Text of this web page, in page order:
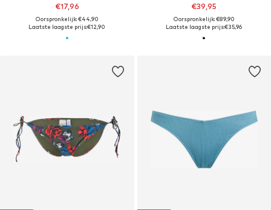
€17,96
Oorspronkelijk: €44,90
Laatste laagste prijs:€12,90
€39,95
Oorspronkelijk: €89,90
Laatste laagste prijs:€35,96